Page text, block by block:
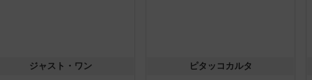
ジャスト・ワン ピタッコカルタ